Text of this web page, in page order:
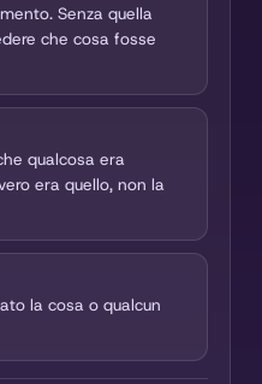
Senza quella
che cosa fosse
qualcosa era
era quello, non la
la cosa o qualcun